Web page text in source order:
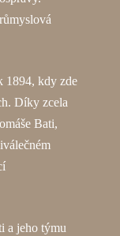
1894, kdy zde
Díky zcela
Bati,
a jeho týmu